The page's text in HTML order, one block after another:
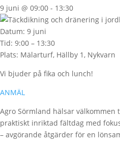
9 juni @ 09:00 - 13:30
Datum: 9 juni
Tid: 9:00 – 13:30
Plats: Mälarturf, Hällby 1, Nykvarn
Vi bjuder på fika och lunch!
ANMÄL
Agro Sörmland hälsar
praktiskt inriktad fältdag med
– avgörande åtgärder för en